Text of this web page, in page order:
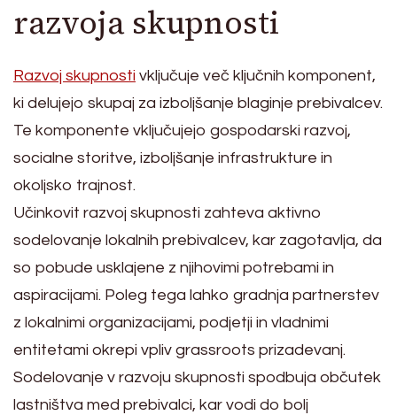
razvoja skupnosti
Razvoj skupnosti vključuje več ključnih komponent,
ki delujejo skupaj za izboljšanje blaginje prebivalcev.
Te komponente vključujejo gospodarski razvoj,
socialne storitve, izboljšanje infrastrukture in
okoljsko trajnost.
Učinkovit razvoj skupnosti zahteva aktivno
sodelovanje lokalnih prebivalcev, kar zagotavlja, da
so pobude usklajene z njihovimi potrebami in
aspiracijami. Poleg tega lahko gradnja partnerstev
z lokalnimi organizacijami, podjetji in vladnimi
entitetami okrepi vpliv grassroots prizadevanj.
Sodelovanje v razvoju skupnosti spodbuja občutek
lastništva med prebivalci, kar vodi do bolj